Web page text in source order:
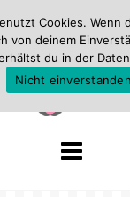
Cookies. Wenn
von deinem
du in der
Nicht einverstanden